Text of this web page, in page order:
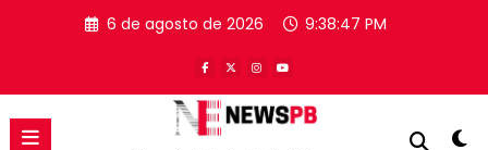
6 de agosto de 2026 9:38:47 PM